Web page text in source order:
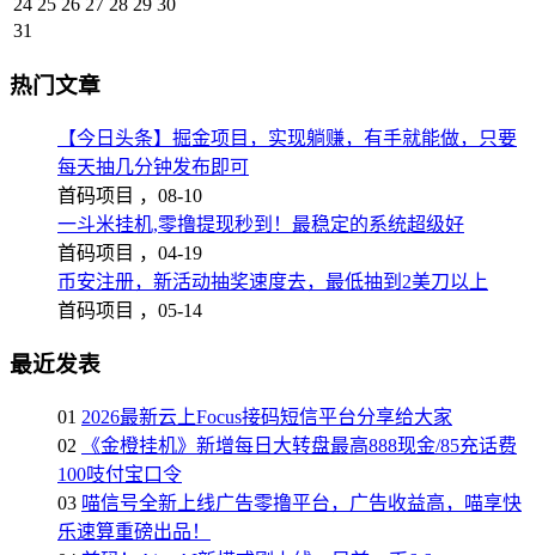
31
热门文章
【今日头条】掘金项目，实现躺赚，有手就能做，只要
每天抽几分钟发布即可
首码项目 ， 08-10
一斗米挂机,零撸提现秒到！最稳定的系统超级好
首码项目 ， 04-19
币安注册，新活动抽奖速度去，最低抽到2美刀以上
首码项目 ， 05-14
最近发表
01 2026最新云上Focus接码短信平台分享给大家
02
《金橙挂机》新增每日大转盘最高888现金/85充话费
100吱付宝口令
03 喵信号全新上线广告零撸平台，广告收益高，喵享快
乐速算重磅出品！